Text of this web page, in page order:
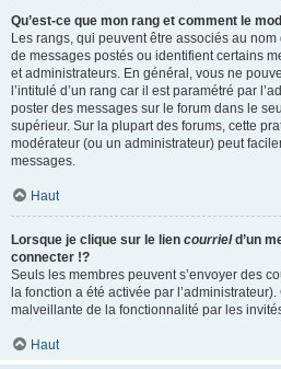
Qu’est-ce que mon rang et comment le
Les rangs, qui peuvent être associés au
de messages postés ou identifient certains
et administrateurs. En général, vous ne
l’intitulé d’un rang car il est paramétré par
poster des messages sur le forum dans le
supérieur. Sur la plupart des forums, cette
modérateur (ou un administrateur) peut
messages.
Haut
Lorsque je clique sur le lien courrield’un
connecter !?
Seuls les membres peuvent s’envoyer des
la fonction a été activée par
malveillante de la fonctionnalité par les
Haut